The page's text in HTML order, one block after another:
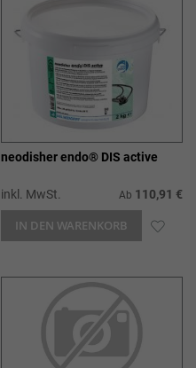
neodisher endo® DIS active
inkl. MwSt. Ab 110,91 €
IN DEN WARENKORB ZUR